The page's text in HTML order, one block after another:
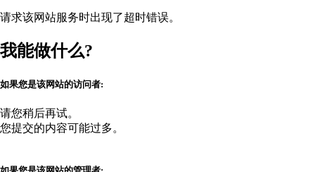
请求该网站服务时出现了超时错误。
我能做什么?
如果您是该网站的访问者:
请您稍后再试。
您提交的内容可能过多。